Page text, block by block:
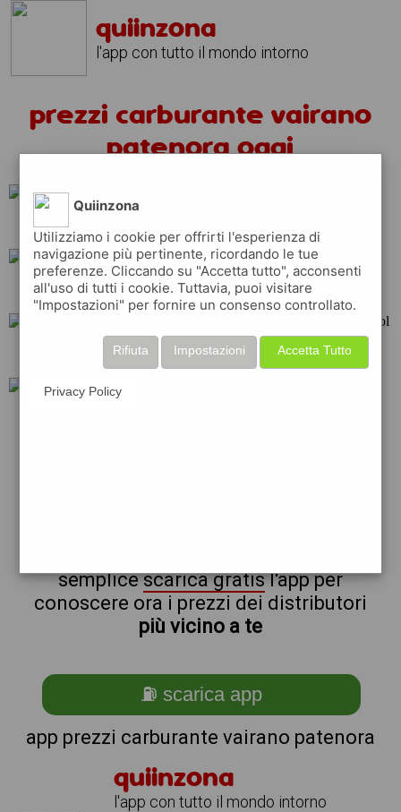
quiinzona
l'app con tutto il mondo intorno
prezzi carburante vairano
patenora oggi
q8
api tamoil eni
total repsol
semplicescarica gratisl'app per
conoscere ora i prezzi dei distributori
più vicino a te
⛽ scarica app
app prezzi carburante vairano patenora
quiinzona
l'app con tutto il mondo intorno
Quiinzona
Utilizziamo i cookie per offrirti l'esperienza di
navigazione più pertinente, ricordando le tue
preferenze. Cliccando su "Accetta tutto", acconsenti
all'uso di tutti i cookie. Tuttavia, puoi visitare
"Impostazioni" per fornire un consenso controllato.
Accetta Tutto
Impostazioni
Rifiuta
Privacy Policy